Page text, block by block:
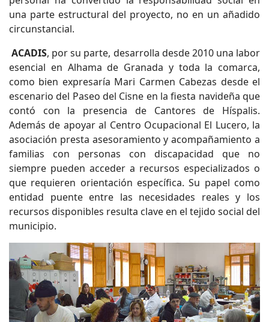
una parte estructural del proyecto, no en un añadido
circunstancial.
ACADIS, por su parte, desarrolla desde 2010 una labor
esencial en Alhama de Granada y toda la comarca,
como bien expresaría Mari Carmen Cabezas desde el
escenario del Paseo del Cisne en la fiesta navideña que
contó con la presencia de Cantores de Híspalis.
Además de apoyar al Centro Ocupacional El Lucero, la
asociación presta asesoramiento y acompañamiento a
familias con personas con discapacidad que no
siempre pueden acceder a recursos especializados o
que requieren orientación específica. Su papel como
entidad puente entre las necesidades reales y los
recursos disponibles resulta clave en el tejido social del
municipio.